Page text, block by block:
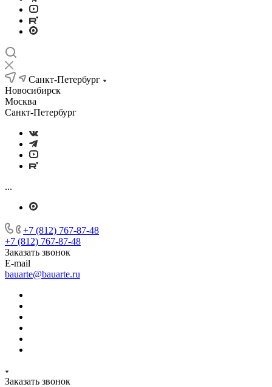
Санкт-Петербург
Новосибирск
Москва
Санкт-Петербург
...
+7 (812) 767-87-48
+7 (812) 767-87-48
Заказать звонок
E-mail
bauarte@bauarte.ru
Заказать звонок